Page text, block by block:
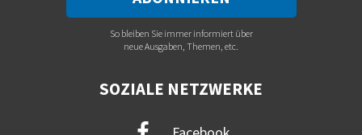
So bleiben Sie immer informiert über
neue Ausgaben, Themen, etc.
SOZIALE NETZWERKE